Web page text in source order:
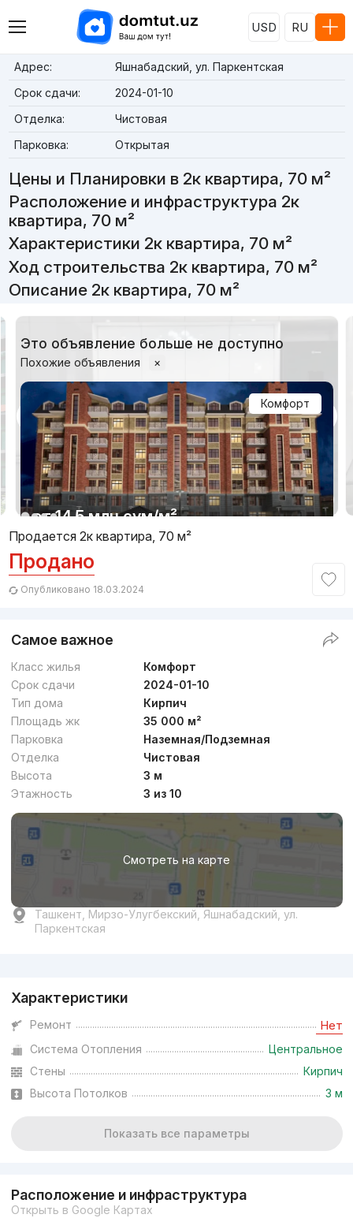
USD RU
Адрес:
Яшнабадский, ул. Паркентская
Срок сдачи:
2024-01-10
Отделка:
Чистовая
Парковка:
Открытая
Цены и Планировки в 2к квартира, 70 м²
Расположение и инфраструктура 2к
квартира, 70 м²
Характеристики 2к квартира, 70 м²
Ход строительства 2к квартира, 70 м²
Описание 2к квартира, 70 м²
Это объявление больше не доступно
Похожие объявления ×
Комфорт
от14.5 млн сум/м²
Сдан 2024,
ЖК «Mashxadi Residence»
от сум/м²
Сдача 2кв 2027,Golden House
ЖК «Harizma»
+998 (78) 113...
Комфорт
от14.3 млн сум/м²
Сдача 4кв 2027
ЖК «Mezon Residence»
1/11
Продается 2к квартира, 70 м²
Продано
Опубликовано 18.03.2024
Самое важное
Класс жилья
Комфорт
Срок сдачи
2024-01-10
Тип дома
Кирпич
Площадь жк
35 000 м²
Парковка
Наземная/Подземная
Отделка
Чистовая
Высота
3 м
Этажность
3 из 10
Смотреть на карте
Ташкент, Мирзо-Улугбекский, Яшнабадский, ул.
Паркентская
Характеристики
Ремонт Нет
Система Отопления
Центральное
Стены
Кирпич
Высота Потолков
3 м
Показать все параметры
Расположение и инфраструктура
Открыть в Google Картах